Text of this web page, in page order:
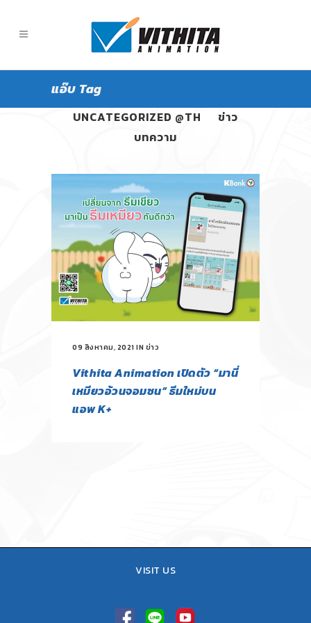
แอ๊บ Tag
UNCATEGORIZED @TH
ข่าว
บทความ
09 สิงหาคม, 2021 IN ข่าว
Vithita Animation เปิดตัว “มานี่
เหมียวอ้วนจอมซน” ธีมใหม่บน
แอพ K+
VISIT US